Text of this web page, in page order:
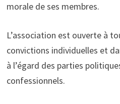
morale de ses membres.
L’association est ouverte à
convictions individuelles et
à l’égard des parties
confessionnels.